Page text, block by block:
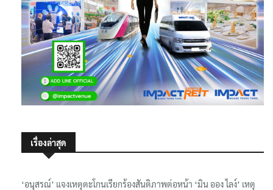
เรื่องล่าสุด
‘อนุสรณ์’ แจงเหตุตะโกนเรียกร้องสันติภาพต่อหน้า ‘มิน ออง ไลง์’ เหตุ